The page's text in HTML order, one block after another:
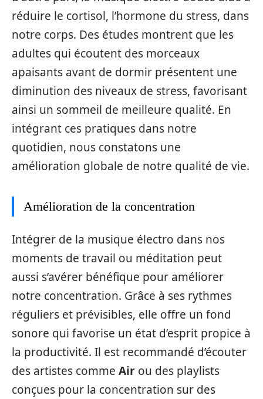
réduire le cortisol, l’hormone du stress, dans
notre corps. Des études montrent que les
adultes qui écoutent des morceaux
apaisants avant de dormir présentent une
diminution des niveaux de stress, favorisant
ainsi un sommeil de meilleure qualité. En
intégrant ces pratiques dans notre
quotidien, nous constatons une
amélioration globale de notre qualité de vie.
Amélioration de la concentration
Intégrer de la musique électro dans nos
moments de travail ou méditation peut
aussi s’avérer bénéfique pour améliorer
notre concentration. Grâce à ses rythmes
réguliers et prévisibles, elle offre un fond
sonore qui favorise un état d’esprit propice à
la productivité. Il est recommandé d’écouter
des artistes comme Air ou des playlists
conçues pour la concentration sur des